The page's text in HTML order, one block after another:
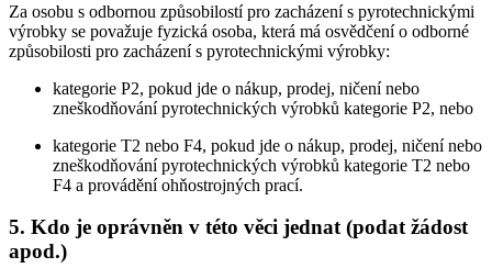
Za osobu s odbornou způsobilostí pro zacházení s pyrotechnickými
výrobky se považuje fyzická osoba, která má osvědčení o odborné
způsobilosti pro zacházení s pyrotechnickými výrobky:
kategorie P2, pokud jde o nákup, prodej, ničení nebo
zneškodňování pyrotechnických výrobků kategorie P2, nebo
kategorie T2 nebo F4, pokud jde o nákup, prodej, ničení nebo
zneškodňování pyrotechnických výrobků kategorie T2 nebo
F4 a provádění ohňostrojných prací.
5. Kdo je oprávněn v této věci jednat (podat žádost
apod.)